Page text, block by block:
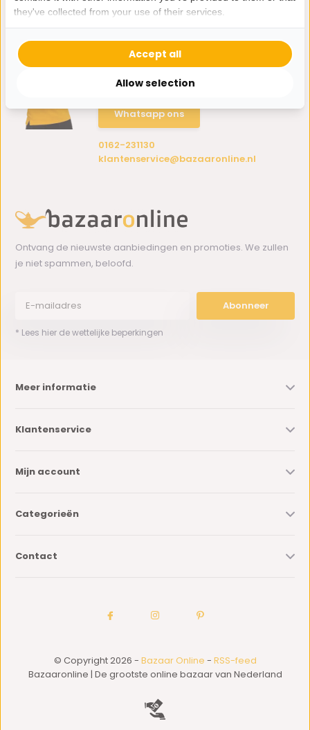
Hulp nodig?
Wij zitten voor je klaar.
Whatsapp ons
0162-231130
klantenservice@bazaaronline.nl
Ontvang de nieuwste aanbiedingen en promoties. We zullen
je niet spammen, beloofd.
Abonneer
* Lees hier de wettelijke beperkingen
Meer informatie
Klantenservice
Mijn account
Categorieën
Contact
© Copyright 2026 - Bazaar Online - RSS-feed
Bazaaronline | De grootste online bazaar van Nederland
they've collected from your use of their services.
Allow selection
Accept all